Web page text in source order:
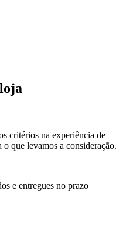
critérios na experiência de
que levamos a consideração.
e entregues no prazo